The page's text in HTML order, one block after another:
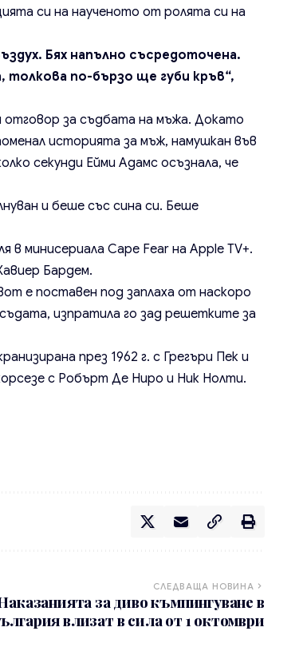
си на наученото от ролята си на
Бях напълно съсредоточена.
толкова по-бързо ще губи кръв“,
отговор за съдбата на мъжа. Докато
историята за мъж, намушкан във
секунди Ейми Адамс осъзнала, че
и беше със сина си. Беше
в минисериала Cape Fear на Apple TV+.
Бардем.
е поставен под заплаха от наскоро
изпратила го зад решетките за
през 1962 г. с Грегъри Пек и
с Робърт Де Ниро и Ник Нолти.
СЛЕДВАЩА НОВИНА
за диво къмпингуване в
влизат в сила от 1 октомври